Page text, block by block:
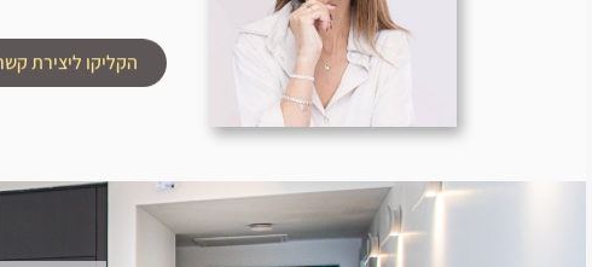
הקליקו ליצירת קשר